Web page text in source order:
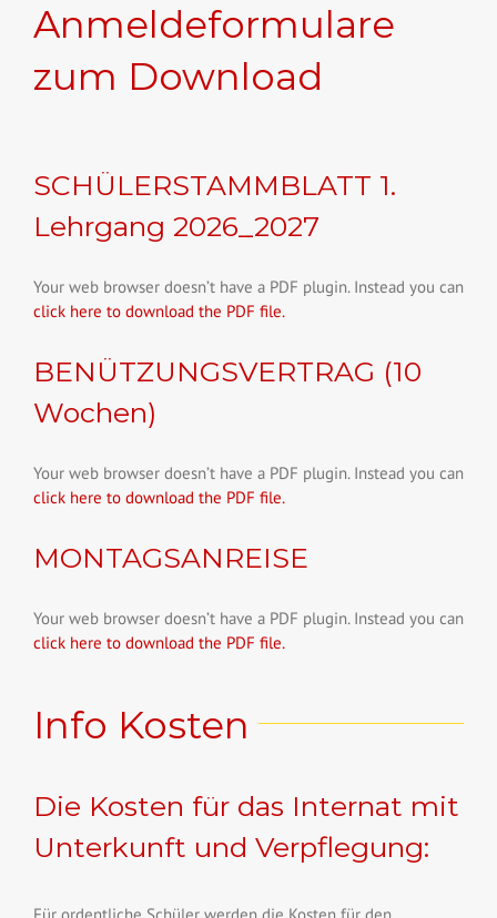
Anmeldeformulare
zum Download
SCHÜLERSTAMMBLATT 1.
Lehrgang 2026_2027
Your web browser doesn’t have a PDF plugin. Instead you can
click here to download the PDF file.
BENÜTZUNGSVERTRAG (10
Wochen)
Your web browser doesn’t have a PDF plugin. Instead you can
click here to download the PDF file.
MONTAGSANREISE
Your web browser doesn’t have a PDF plugin. Instead you can
click here to download the PDF file.
Info Kosten
Die Kosten für das Internat mit
Unterkunft und Verpflegung: